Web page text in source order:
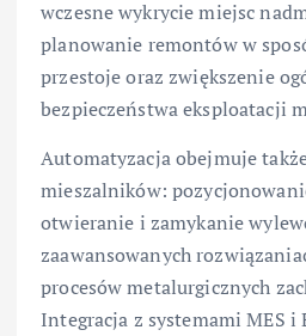
wczesne wykrycie miejsc
planowanie remontów w
przestoje oraz zwiększenie
bezpieczeństwa eksploatacji
Automatyzacja obejmuje
mieszalników:
otwieranie i zamykanie
zaawansowanych
procesów metalurgicznych
Integracja z systemami MES i